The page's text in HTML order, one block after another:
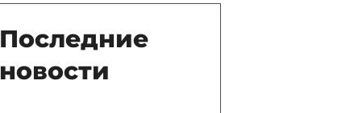
Последние
новости